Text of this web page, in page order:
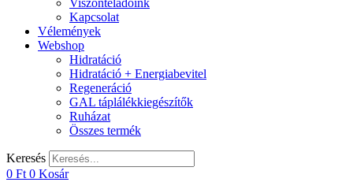
Kapcsolat
Vélemények
Webshop
Hidratáció
Hidratáció + Energiabevitel
Regeneráció
GAL táplálékkiegészítők
Ruházat
Összes termék
Keresés
0 Ft 0 Kosár